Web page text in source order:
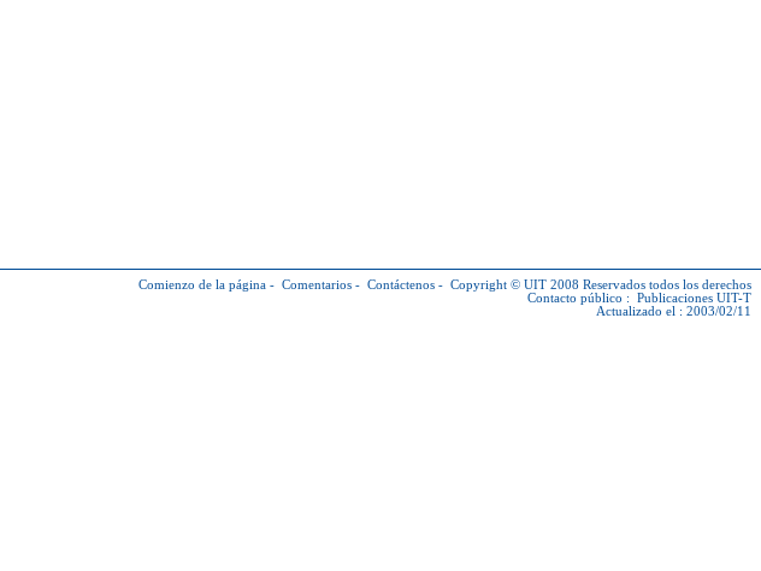
Comienzo de la página - Comentarios - Contáctenos - Copyright © UIT 2008 Reservados todos los derechos
Contacto público : Publicaciones UIT-T
Actualizado el : 2003/02/11